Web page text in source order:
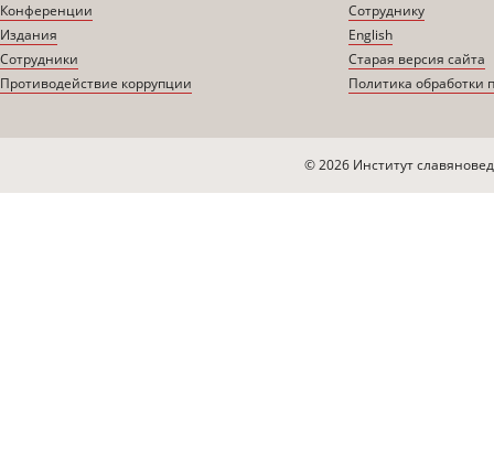
Конференции
Издания
Сотрудники
Противодействие коррупции
Сотруднику
English
Старая версия сайта
Политика обработки
© 2026 Институт